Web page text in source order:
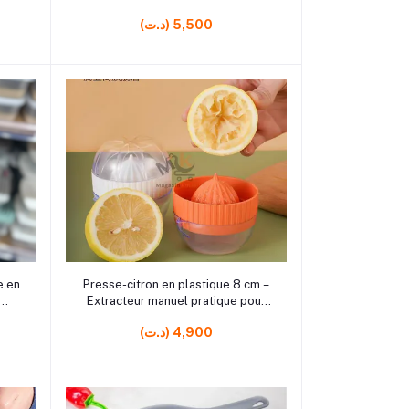
(د.ت) 5,500
en
Ajouter au panier
Presse-citron en plastique 8 cm –
Extracteur manuel pratique pour
(د.ت) 4,900